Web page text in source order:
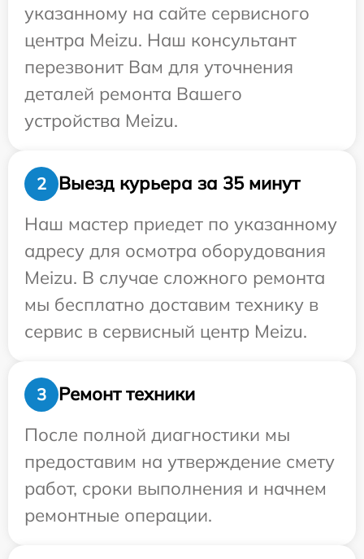
указанному на сайте сервисного
центра Meizu. Наш консультант
перезвонит Вам для уточнения
деталей ремонта Вашего
устройства Meizu.
2
Выезд курьера за 35 минут
Наш мастер приедет по указанному
адресу для осмотра оборудования
Meizu. В случае сложного ремонта
мы бесплатно доставим технику в
сервис в сервисный центр Meizu.
3
Ремонт техники
После полной диагностики мы
предоставим на утверждение смету
работ, сроки выполнения и начнем
ремонтные операции.